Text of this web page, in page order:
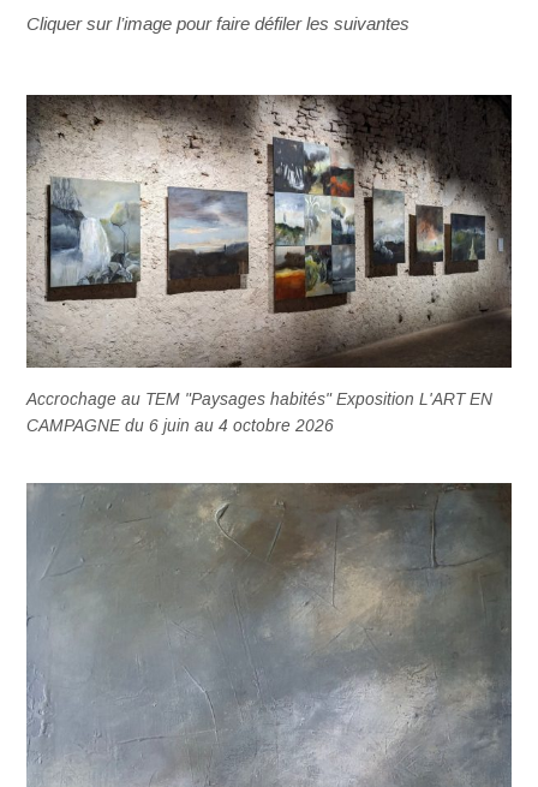
Cliquer sur l’image pour faire défiler les suivantes
Accrochage au TEM "Paysages habités" Exposition L'ART EN
CAMPAGNE du 6 juin au 4 octobre 2026